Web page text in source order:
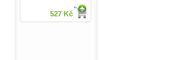
527 Kč